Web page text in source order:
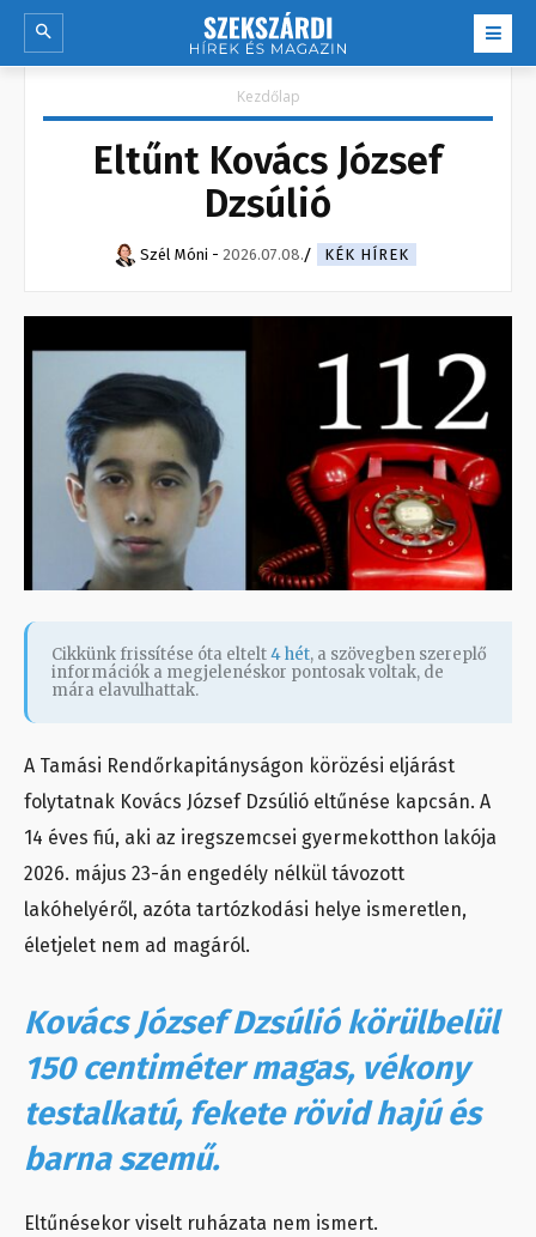
Kezdőlap
Eltűnt Kovács József
Dzsúlió
Szél Móni - 2026.07.08. KÉK HÍREK
Cikkünk frissítése óta eltelt4 hét, a szövegben szereplő
információk a megjelenéskor pontosak voltak, de
mára elavulhattak.
A Tamási Rendőrkapitányságon körözési eljárást
folytatnak Kovács József Dzsúlió eltűnése kapcsán. A
14 éves fiú, aki az iregszemcsei gyermekotthon lakója
2026. május 23-án engedély nélkül távozott
lakóhelyéről, azóta tartózkodási helye ismeretlen,
életjelet nem ad magáról.
Kovács József Dzsúlió körülbelül
150 centiméter magas, vékony
testalkatú, fekete rövid hajú és
barna szemű.
Eltűnésekor viselt ruházata nem ismert.